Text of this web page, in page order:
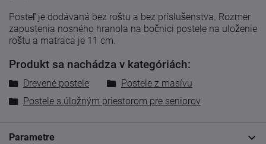
Posteľ je dodávaná bez roštu a bez príslušenstva. Rozmer
zapustenia nosného hranola na bočnici postele na uloženie
roštu a matraca je 11 cm.
Produkt sa nachádza v kategóriách:
Drevené postele
Postele z masívu
Postele s úložným priestorom pre seniorov
Parametre